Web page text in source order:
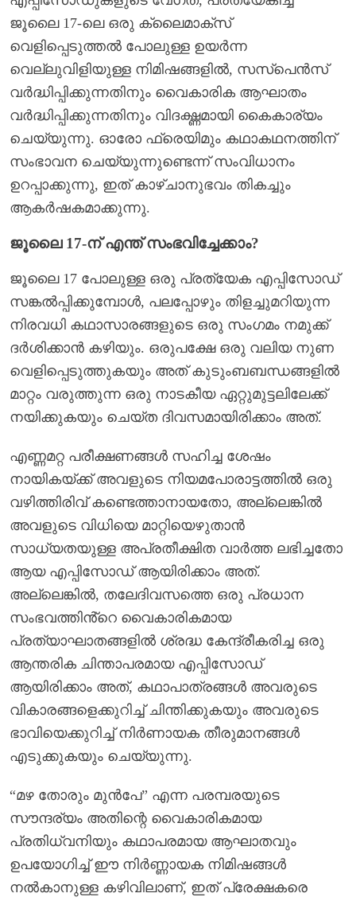
ജൂലൈ 17-ലെ ഒരു ക്ലൈമാക്സ്
വെളിപ്പെടുത്തൽ പോലുള്ള ഉയർന്ന
വെല്ലുവിളിയുള്ള നിമിഷങ്ങളിൽ, സസ്പെൻസ്
വർദ്ധിപ്പിക്കുന്നതിനും വൈകാരിക ആഘാതം
വർദ്ധിപ്പിക്കുന്നതിനും വിദഗ്ദ്ധമായി കൈകാര്യം
ചെയ്യുന്നു. ഓരോ ഫ്രെയിമും കഥാകഥനത്തിന്
സംഭാവന ചെയ്യുന്നുണ്ടെന്ന് സംവിധാനം
ഉറപ്പാക്കുന്നു, ഇത് കാഴ്ചാനുഭവം തികച്ചും
ആകർഷകമാക്കുന്നു.
ജൂലൈ 17-ന് എന്ത് സംഭവിച്ചേക്കാം?
ജൂലൈ 17 പോലുള്ള ഒരു പ്രത്യേക എപ്പിസോഡ്
സങ്കൽപ്പിക്കുമ്പോൾ, പലപ്പോഴും തിളച്ചുമറിയുന്ന
നിരവധി കഥാസാരങ്ങളുടെ ഒരു സംഗമം നമുക്ക്
ദർശിക്കാൻ കഴിയും. ഒരുപക്ഷേ ഒരു വലിയ നുണ
വെളിപ്പെടുത്തുകയും അത് കുടുംബബന്ധങ്ങളിൽ
മാറ്റം വരുത്തുന്ന ഒരു നാടകീയ ഏറ്റുമുട്ടലിലേക്ക്
നയിക്കുകയും ചെയ്ത ദിവസമായിരിക്കാം അത്.
എണ്ണമറ്റ പരീക്ഷണങ്ങൾ സഹിച്ച ശേഷം
നായികയ്ക്ക് അവളുടെ നിയമപോരാട്ടത്തിൽ ഒരു
വഴിത്തിരിവ് കണ്ടെത്താനായതോ, അല്ലെങ്കിൽ
അവളുടെ വിധിയെ മാറ്റിയെഴുതാൻ
സാധ്യതയുള്ള അപ്രതീക്ഷിത വാർത്ത ലഭിച്ചതോ
ആയ എപ്പിസോഡ് ആയിരിക്കാം അത്.
അല്ലെങ്കിൽ, തലേദിവസത്തെ ഒരു പ്രധാന
സംഭവത്തിൻ്റെ വൈകാരികമായ
പ്രത്യാഘാതങ്ങളിൽ ശ്രദ്ധ കേന്ദ്രീകരിച്ച ഒരു
ആന്തരിക ചിന്താപരമായ എപ്പിസോഡ്
ആയിരിക്കാം അത്, കഥാപാത്രങ്ങൾ അവരുടെ
വികാരങ്ങളെക്കുറിച്ച് ചിന്തിക്കുകയും അവരുടെ
ഭാവിയെക്കുറിച്ച് നിർണായക തീരുമാനങ്ങൾ
എടുക്കുകയും ചെയ്യുന്നു.
“മഴ തോരും മുൻപേ” എന്ന പരമ്പരയുടെ
സൗന്ദര്യം അതിന്റെ വൈകാരികമായ
പ്രതിധ്വനിയും കഥാപരമായ ആഘാതവും
ഉപയോഗിച്ച് ഈ നിർണ്ണായക നിമിഷങ്ങൾ
നൽകാനുള്ള കഴിവിലാണ്, ഇത് പ്രേക്ഷകരെ